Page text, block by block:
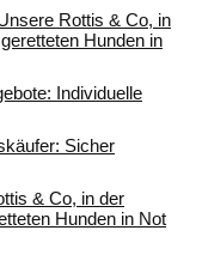
Rottis & Co, in
Hunden in
Individuelle
Sicher
& Co, in der
Hunden in Not